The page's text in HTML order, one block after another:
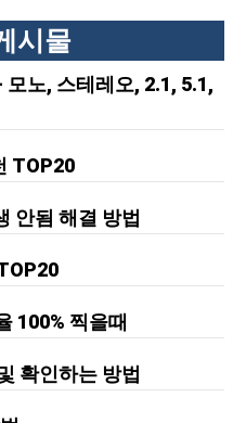
시물
노, 스테레오, 2.1, 5.1,
TOP20
안됨 해결 방법
100% 찍을때
확인하는 방법